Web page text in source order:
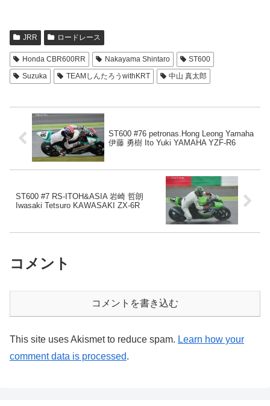
JRR ロードレース
Honda CBR600RR Nakayama Shintaro
ST600
Suzuka
TEAMしんたろうwithKRT 中山 真太郎
ST600 #76 petronas.Hong Leong Yamaha
伊藤 勇樹 Ito Yuki YAMAHA YZF-R6
ST600 #7 RS-ITOH&ASIA 岩崎 哲朗
Iwasaki Tetsuro KAWASAKI ZX-6R
コメント
コメントを書き込む
This site uses Akismet to reduce spam. Learn how your
comment data is processed.